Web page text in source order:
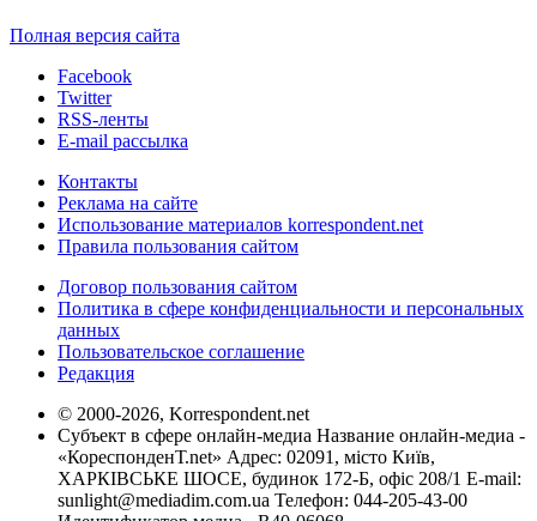
Полная версия сайта
Facebook
Twitter
RSS-ленты
E-mail рассылка
Контакты
Реклама на сайте
Использование материалов korrespondent.net
Правила пользования сайтом
Договор пользования сайтом
Политика в сфере конфиденциальности и персональных
данных
Пользовательское соглашение
Редакция
© 2000-2026, Korrespondent.net
Субъект в сфере онлайн-медиа Название онлайн-медиа -
«КореспонденТ.net» Адрес: 02091, місто Київ,
ХАРКІВСЬКЕ ШОСЕ, будинок 172-Б, офіс 208/1 E-mail:
sunlight@mediadim.com.ua Телефон: 044-205-43-00